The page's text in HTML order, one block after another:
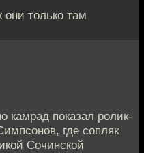
только там
камрад показал ролик-
где сопляк
Сочинской